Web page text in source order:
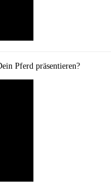
Pferd präsentieren?